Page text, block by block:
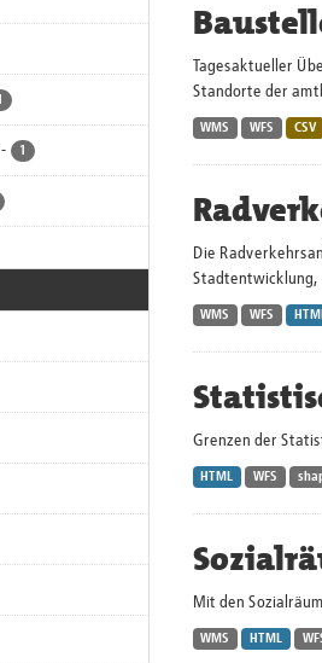
- 1
Tagesaktueller
Standorte der
WMS WFS CSV
Die
Stadtentwicklung,
WMS WFS
Grenzen der
HTML WFS
Mit den
WMS HTML